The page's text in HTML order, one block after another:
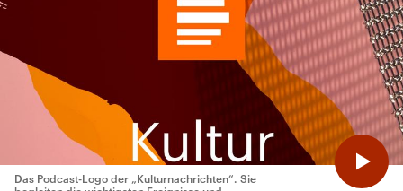
Das Podcast-Logo der „Kulturnachrichten“. Sie